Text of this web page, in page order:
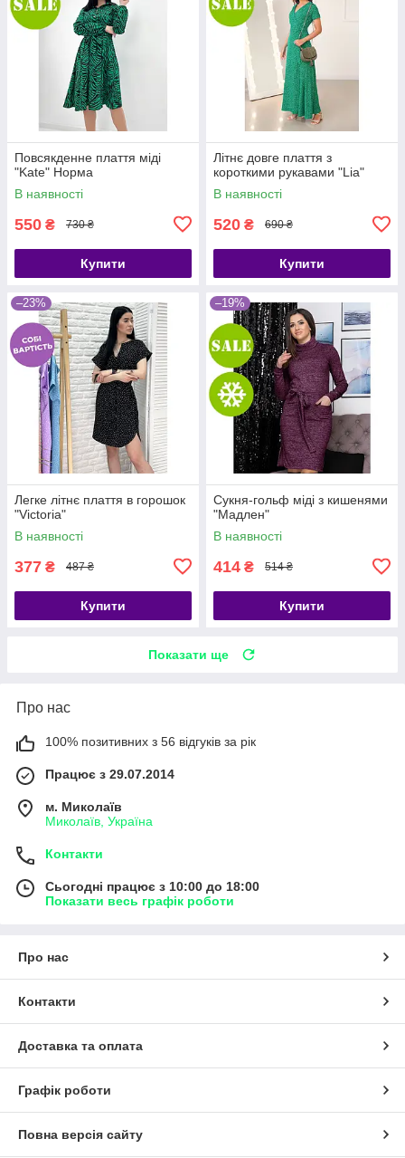
Повсякденне плаття міді
"Kate" Норма
В наявності
550 ₴ 730 ₴
Купити
Літнє довге плаття з
короткими рукавами "Lia"
В наявності
520 ₴ 690 ₴
Купити
–23%
Легке літнє плаття в горошок
"Victoria"
В наявності
377 ₴ 487 ₴
Купити
–19%
Сукня-гольф міді з кишенями
"Мадлен"
В наявності
414 ₴ 514 ₴
Купити
Показати ще
Про нас
100% позитивних з 56 відгуків за рік
Працює з 29.07.2014
м. Миколаїв
Миколаїв, Україна
Контакти
Сьогодні працює з 10:00 до 18:00
Показати весь графік роботи
Про нас
Контакти
Доставка та оплата
Графік роботи
Повна версія сайту